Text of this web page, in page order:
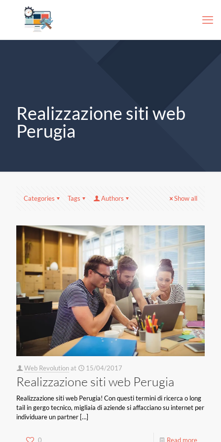
Realizzazione siti web
Perugia
Categories Tags Authors Show all
Web Revolutionat 15/04/2017
Realizzazione siti web Perugia
Realizzazione siti web Perugia! Con questi termini di ricerca o long
tail in gergo tecnico, migliaia di aziende si affacciano su internet per
individuare un partner […]
0 Read more